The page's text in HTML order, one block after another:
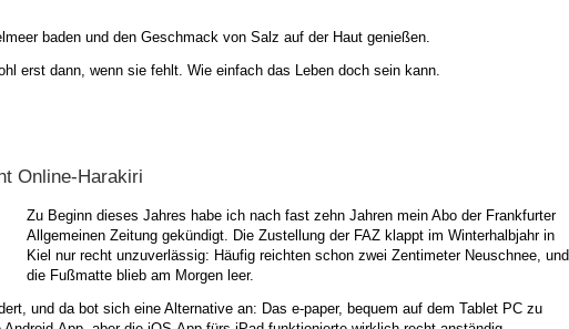
baden und den Geschmack von Salz auf der Haut genießen.
erst dann, wenn sie fehlt. Wie einfach das Leben doch sein kann.
Online-Harakiri
Zu Beginn dieses Jahres habe ich nach fast zehn Jahren mein Abo der Frankfurter
Allgemeinen Zeitung gekündigt. Die Zustellung der FAZ klappt im Winterhalbjahr in
Kiel nur recht unzuverlässig: Häufig reichten schon zwei Zentimeter Neuschnee, und
die Fußmatte blieb am Morgen leer.
und da bot sich eine Alternative an: Das e-paper, bequem auf dem Tablet PC zu